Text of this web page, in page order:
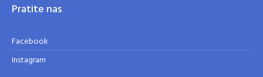
Pratite nas
Facebook
Instagram